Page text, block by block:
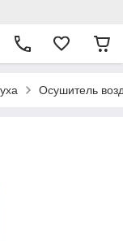
Осушитель